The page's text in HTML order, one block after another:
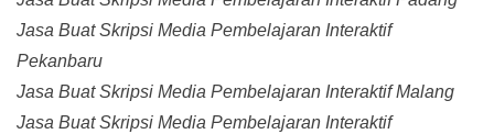
Jasa Buat Skripsi Media Pembelajaran Interaktif
Pekanbaru
Jasa Buat Skripsi Media Pembelajaran Interaktif Malang
Jasa Buat Skripsi Media Pembelajaran Interaktif